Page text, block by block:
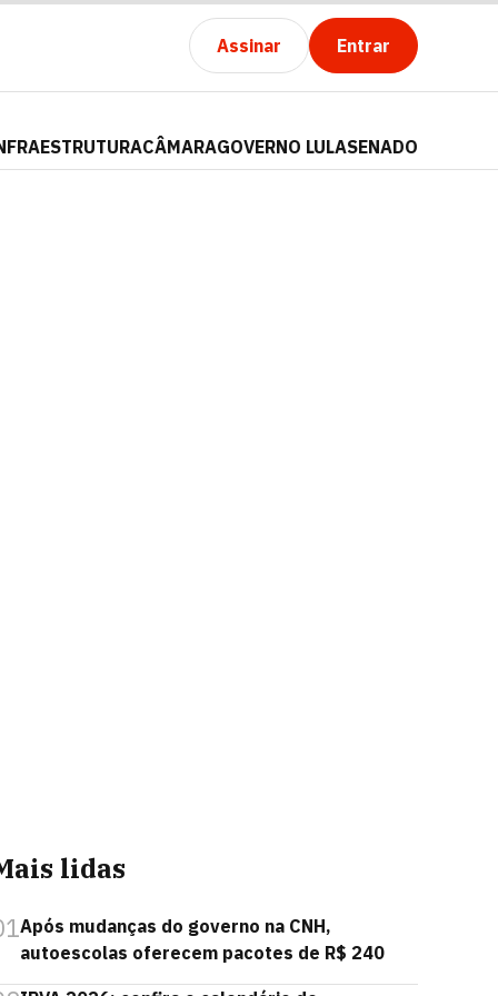
Assinar Entrar
CÂMARAGOVERNO LULASENADO
lidas
Após mudanças do governo na CNH,
autoescolas oferecem pacotes de R$ 240